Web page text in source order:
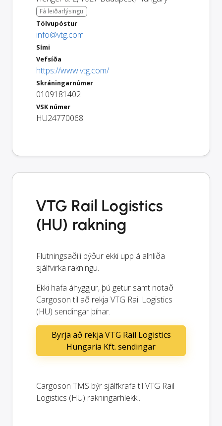
Fá leiðarlýsingu
Tölvupóstur
info@vtg.com
Sími
Vefsíða
https://www.vtg.com/
Skráningarnúmer
0109181402
VSK númer
HU24770068
VTG Rail Logistics
(HU) rakning
Flutningsaðili býður ekki upp á alhliða
sjálfvirka rakningu.
Ekki hafa áhyggjur, þú getur samt notað
Cargoson til að rekja VTG Rail Logistics
(HU) sendingar þínar.
Byrja að rekja VTG Rail Logistics
Hungaria Kft. sendingar
Cargoson TMS býr sjálfkrafa til VTG Rail
Logistics (HU) rakningarhlekki.